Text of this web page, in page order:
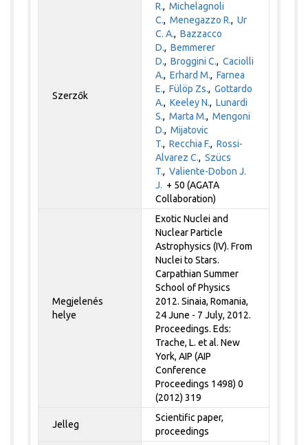
Szerzők
R.,Michelagnoli
C.,Menegazzo R.,Ur
C. A.,Bazzacco
D.,Bemmerer
D.,Broggini C.,Caciolli
A.,Erhard M.,Farnea
E.,Fülöp Zs.,Gottardo
A.,Keeley N.,Lunardi
S.,Marta M.,Mengoni
D.,Mijatovic
T.,Recchia F.,Rossi-
Alvarez C.,Szücs
T.,Valiente-Dobon J.
J. + 50 (AGATA
Collaboration)
Megjelenés
helye
Exotic Nuclei and
Nuclear Particle
Astrophysics (IV). From
Nuclei to Stars.
Carpathian Summer
School of Physics
2012. Sinaia, Romania,
24 June - 7 July, 2012.
Proceedings. Eds:
Trache, L. et al. New
York, AIP (AIP
Conference
Proceedings 1498) 0
(2012) 319
Jelleg
Scientific paper,
proceedings